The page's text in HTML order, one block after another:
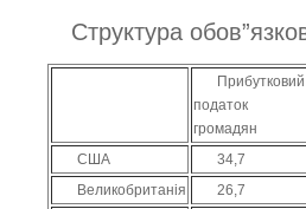
Структура
Прибутковий
податок
громадян
США 34,7
Великобританія
26,7